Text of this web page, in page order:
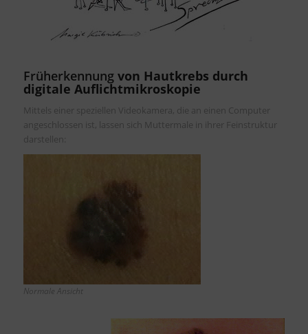
Früherkennungvon Hautkrebs durch
digitale Auflichtmikroskopie
Mittels einer speziellen Videokamera, die an einen Computer
angeschlossen ist, lassen sich Muttermale in ihrer Feinstruktur
darstellen:
Normale Ansicht